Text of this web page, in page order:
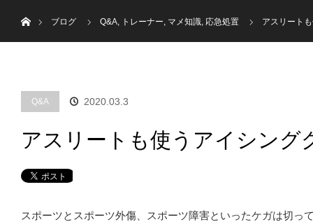
トップ はじめての方へ
ブログ
Q&A, トレーナー, マメ知識, 応急処置 アスリート
Q&A 2020.03.3
アスリートも使うアイシング
スポーツとスポーツ外傷、スポーツ障害といったケガは切